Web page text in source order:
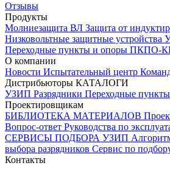
Отзывы
Продукты
Молниезащита ВЛ Защита от
Низковольтные защитные устройства
Переходные пункты и опоры ПКПО-
О компании
Новости Испытательный центр
Дистрибьюторы КАТАЛОГИ
УЗИП Разрядники Переходные
Проектировщикам
БИБЛИОТЕКА МАТЕРИАЛОВ
Вопрос-ответ Руководства по
СЕРВИСЫ ПОДБОРА УЗИП
выбора разрядников Сервис по
Контакты